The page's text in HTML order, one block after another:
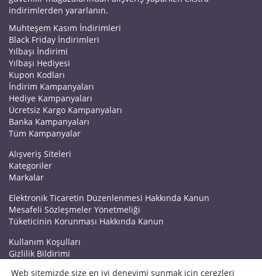
indirimlerden yararlanın.
Muhteşem Kasım İndirimleri
Black Friday İndirimleri
Yılbaşı İndirimi
Yılbaşı Hediyesi
Kupon Kodları
İndirim Kampanyaları
Hediye Kampanyaları
Ücretsiz Kargo Kampanyaları
Banka Kampanyaları
Tüm Kampanyalar
Alışveriş Siteleri
Kategoriler
Markalar
Elektronik Ticaretin Düzenlenmesi Hakkında Kanun
Mesafeli Sözleşmeler Yönetmeliği
Tüketicinin Korunması Hakkında Kanun
Kullanım Koşulları
Gizlilik Bildirimi
Web sitemizde size en iyi deneyimi sunmak için çerezleri